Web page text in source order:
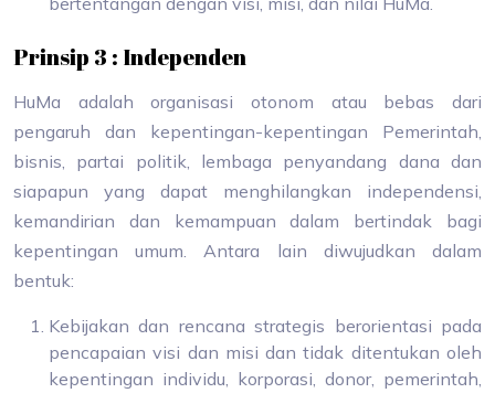
Prinsip 3 : Independen
HuMa adalah organisasi otonom atau bebas dari
pengaruh dan kepentingan-kepentingan Pemerintah,
bisnis, partai politik, lembaga penyandang dana dan
siapapun yang dapat menghilangkan independensi,
kemandirian dan kemampuan dalam bertindak bagi
kepentingan umum. Antara lain diwujudkan dalam
bentuk:
Kebijakan dan rencana strategis berorientasi pada
pencapaian visi dan misi dan tidak ditentukan oleh
kepentingan individu, korporasi, donor, pemerintah,